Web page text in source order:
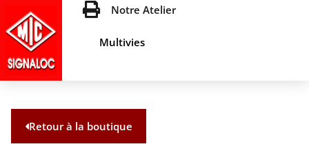
Notre Atelier
Multivies
Retour à la boutique